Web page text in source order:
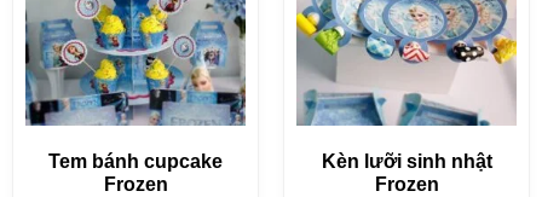
Tem bánh cupcake
Frozen
Kèn lưỡi sinh nhật
Frozen